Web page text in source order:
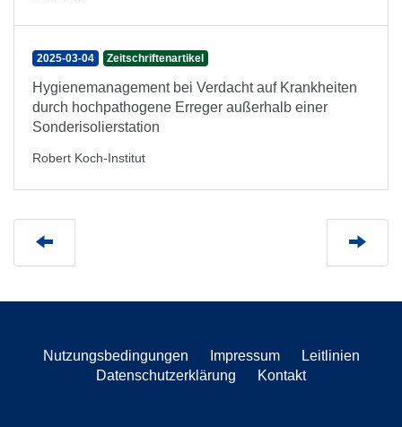
2025-03-04 Zeitschriftenartikel
Hygienemanagement bei Verdacht auf Krankheiten
durch hochpathogene Erreger außerhalb einer
Sonderisolierstation
Robert Koch-Institut
Nutzungsbedingungen Impressum
Leitlinien
Datenschutzerklärung
Kontakt